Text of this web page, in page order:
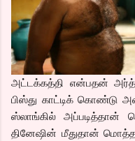
அட்டக்கத்தி என்பதன்
பிஸ்து காட்டிக் கொண்டு
ஸ்லாங்கில் அப்படித்தான்
தினேஷின் மீதுதான் மொத்த